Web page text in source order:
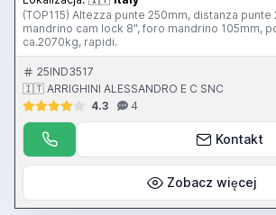
(TOP115) Altezza punte 250mm, distanza
mandrino cam lock 8", foro mandrino 105mm,
ca.2070kg, rapidi.
25IND3517
🇮🇹 ARRIGHINI ALESSANDRO E C SNC
4.3
4
Kontakt
Zobacz więcej